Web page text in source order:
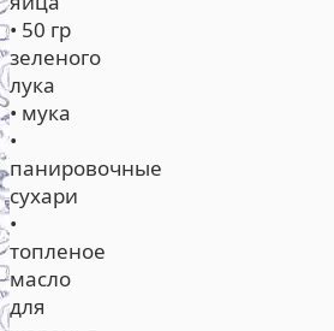
• 50 гр
зеленого
лука
• мука
•
панировочные
сухари
•
топленое
масло
для